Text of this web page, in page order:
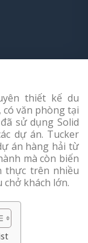
thiết kế du
văn phòng tại
sử dụng Solid
dự án. Tucker
án hàng hải từ
mà còn biến
thực trên nhiều
khách lớn.